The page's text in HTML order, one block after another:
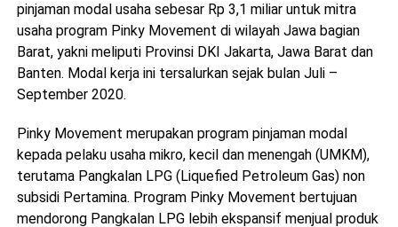
pinjaman modal usaha sebesar Rp 3,1 miliar untuk mitra
usaha program Pinky Movement di wilayah Jawa bagian
Barat, yakni meliputi Provinsi DKI Jakarta, Jawa Barat dan
Banten. Modal kerja ini tersalurkan sejak bulan Juli –
September 2020.
Pinky Movement merupakan program pinjaman modal
kepada pelaku usaha mikro, kecil dan menengah (UMKM),
terutama Pangkalan LPG (Liquefied Petroleum Gas) non
subsidi Pertamina. Program Pinky Movement bertujuan
mendorong Pangkalan LPG lebih ekspansif menjual produk